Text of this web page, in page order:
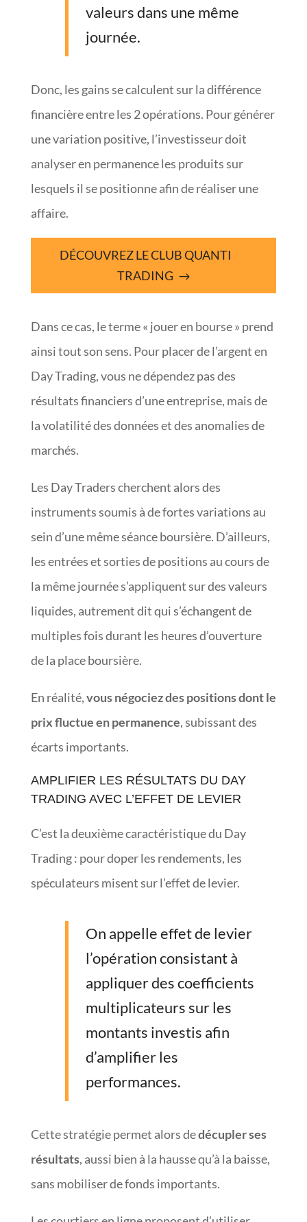
valeurs dans une même
journée.
Donc, les gains se calculent sur la différence
financière entre les 2 opérations. Pour générer
une variation positive, l’investisseur doit
analyser en permanence les produits sur
lesquels il se positionne afin de réaliser une
affaire.
DÉCOUVREZ LE CLUB QUANTI
TRADING
Dans ce cas, le terme « jouer en bourse » prend
ainsi tout son sens. Pour placer de l’argent en
Day Trading, vous ne dépendez pas des
résultats financiers d’une entreprise, mais de
la volatilité des données et des anomalies de
marchés.
Les Day Traders cherchent alors des
instruments soumis à de fortes variations au
sein d’une même séance boursière. D’ailleurs,
les entrées et sorties de positions au cours de
la même journée s’appliquent sur des valeurs
liquides, autrement dit qui s’échangent de
multiples fois durant les heures d’ouverture
de la place boursière.
En réalité,vous négociez des positions dont le
prix fluctue en permanence, subissant des
écarts importants.
AMPLIFIER LES RÉSULTATS DU DAY
TRADING AVEC L’EFFET DE LEVIER
C’est la deuxième caractéristique du Day
Trading : pour doper les rendements, les
spéculateurs misent sur l’effet de levier.
On appelle effet de levier
l’opération consistant à
appliquer des coefficients
multiplicateurs sur les
montants investis afin
d’amplifier les
performances.
Cette stratégie permet alors dedécupler ses
résultats, aussi bien à la hausse qu’à la baisse,
sans mobiliser de fonds importants.